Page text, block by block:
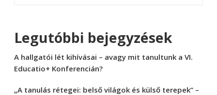
Legutóbbi bejegyzések
A hallgatói lét kihívásai – avagy mit tanultunk a VI.
Educatio+ Konferencián?
„A tanulás rétegei: belső világok és külső terepek” –